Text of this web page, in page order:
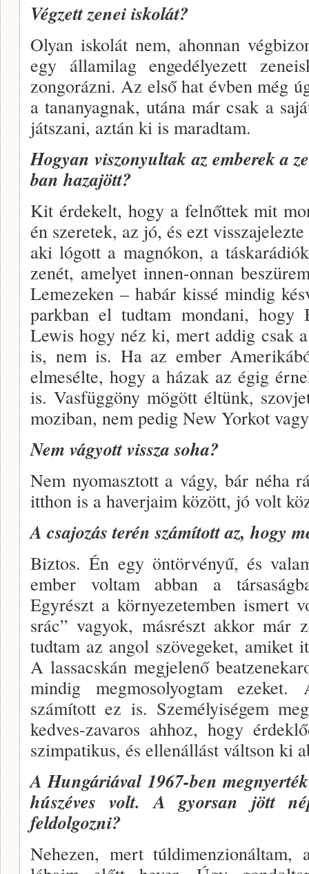
Végzett zenei iskolát?
Olyan iskolát nem, ahonnan
egy ál­lamilag engedélyezett
zongorázni. Az első hat évben még
a tananyagnak, utána már csak a
ját­szani, aztán ki is maradtam.
Hogyan viszonyultak az emberek a
ban haza­jött?
Kit érdekelt, hogy a felnőttek mit
én sze­retek, az jó, és ezt
aki lógott a mag­nókon, a
zenét, amelyet innen-onnan
Lemezeken – habár kissé mindig
parkban el tudtam mondani,
Lewis hogy néz ki, mert ad­dig csak
is, nem is. Ha az ember
elmesélte, hogy a házak az égig
is. Vasfüggöny mögött éltünk,
mo­ziban, nem pedig New Yorkot
Nem vágyott vissza soha?
Nem nyomasztott a vágy, bár néha
itthon is a haverjaim között, jó volt
A csajozás terén számított az, hogy
Biztos. Én egy öntörvényű, és
ember voltam abban a
Egyrészt a környezetem­ben ismert
srác” vagyok, másrészt akkor már
tudtam az an­gol szövegeket, amiket
A lassacskán megjelenő
mindig megmosolyogtam
számított ez is. Személyiségem
kedves-zavaros ahhoz, hogy
szimpatikus, és ellenállást váltson ki
A Hungáriával 1967-ben
húszéves volt. A gyorsan jött
feldolgozni?
Nehezen, mert